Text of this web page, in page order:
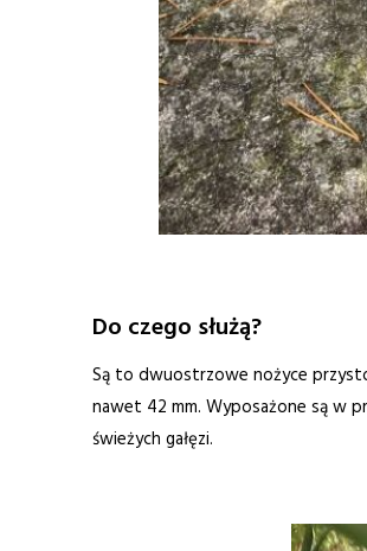
Do czego służą?
Są to dwuostrzowe nożyce
nawet 42 mm. Wyposażone są w
świeżych gałęzi.